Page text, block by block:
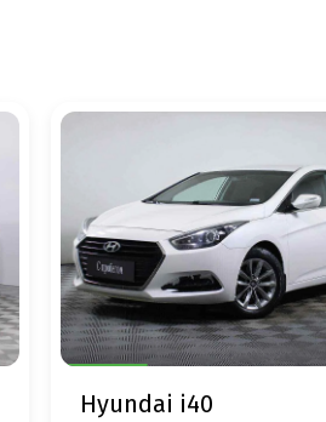
Hyundai i40